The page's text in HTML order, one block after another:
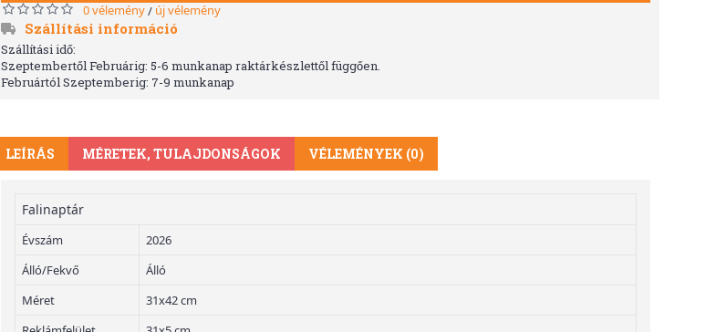
0 vélemény/ új vélemény
Szállítási információ
Szállítási idő:
Szeptembertől Februárig: 5-6 munkanap raktárkészlettől függően.
Februártól Szeptemberig: 7-9 munkanap
LEÍRÁS MÉRETEK, TULAJDONSÁGOK VÉLEMÉNYEK (0)
Falinaptár
Évszám
2026
Álló/Fekvő
Álló
Méret
31x42 cm